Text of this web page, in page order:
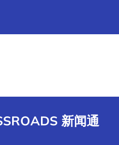
新闻通